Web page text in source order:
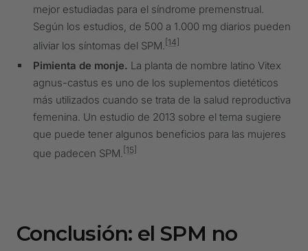
mejor estudiadas para el síndrome premenstrual.
Según los estudios, de 500 a 1.000 mg diarios pueden
aliviar los síntomas del SPM. [14]
Pimienta de monje. La planta de nombre latino Vitex
agnus-castus es uno de los suplementos dietéticos
más utilizados cuando se trata de la salud reproductiva
femenina. Un estudio de 2013 sobre el tema sugiere
que puede tener algunos beneficios para las mujeres
que padecen SPM. [15]
Conclusión: el SPM no